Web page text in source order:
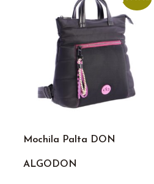
Mochila Palta DON
ALGODON